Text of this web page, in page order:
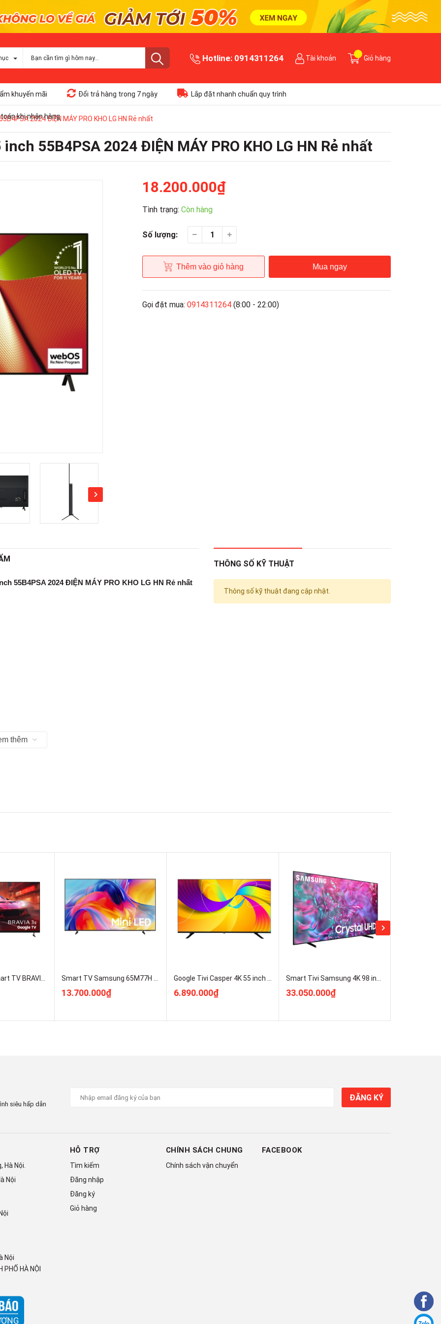
Hotline: 0914311264 Tài khoản Giỏ hàng
khuyến mãi Đổi trả hàng trong 7 ngày Lắp đặt nhanh chuẩn quy trình
khi nhận hàng
2024 ĐIỆN MÁY PRO KHO LG HN Rẻ nhất
55B4PSA 2024 ĐIỆN MÁY PRO KHO LG HN Rẻ nhất
18.200.000₫
Tình trạng: Còn hàng
Số lượng:
Thêm vào giỏ hàng Mua ngay
Gọi đặt mua: 0914311264 (8:00 - 22:00)
55B4PSA 2024 ĐIỆN MÁY PRO KHO LG HN Rẻ nhất
thêm
THÔNG SỐ KỸ THUẬT
Thông số kỹ thuật đang cập nhật.
Sony Google Smart TV BRAVIA 3 II K-75XR30M2 Mới 2026 Giá Rẻ Nhất Smart TV Samsung 65M77H 4K 65 inch MiniLED UA65M77HAKXXV Kho Hàng Rẻ Nhất HN
13.700.000₫
Google Tivi Casper 4K 55 inch D55UGC620 mới 100% Rẻ Nhất
6.890.000₫
Smart Tivi Samsung 4K 98 inch 98DU9000 UHD ( UA98DU9000KXXV ) Mới 100%
33.050.000₫
siêu hấp dẫn
ĐĂNG KÝ
Hà Nội.
Nội
Nội
PHỐ HÀ NỘI
HỖ TRỢ
Tìm kiếm
Đăng nhập
Đăng ký
Giỏ hàng
CHÍNH SÁCH CHUNG
Chính sách vận chuyển
FACEBOOK